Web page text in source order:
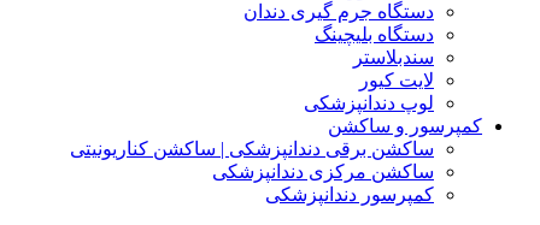
دستگاه جرم گیری دندان
دستگاه بلیچینگ
سندبلاستر
لایت کیور
لوپ دندانپزشکی
کمپرسور و ساکشن
ساکشن برقی دندانپزشکی | ساکشن کناریونیتی
ساکشن مرکزی دندانپزشکی
کمپرسور دندانپزشکی